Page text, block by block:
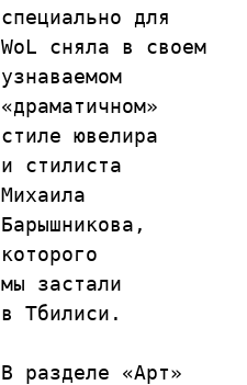
специально для
WoL сняла в своем
узнаваемом
«драматичном»
стиле ювелира
и стилиста
Михаила
Барышникова,
которого
мы застали
в Тбилиси.
В разделе «Арт»